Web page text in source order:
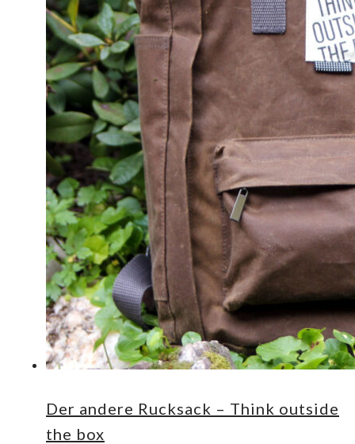
Der andere Rucksack – Think outside
the box